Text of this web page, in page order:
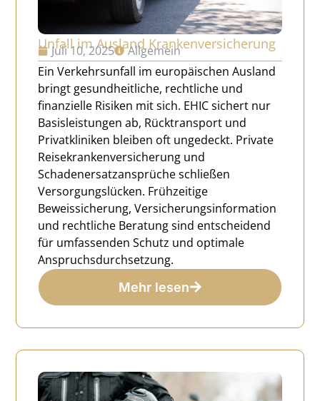
Unfall im Ausland Krankenversicherung
Juli 10, 2025
Allgemein
Ein Verkehrsunfall im europäischen Ausland
bringt gesundheitliche, rechtliche und
finanzielle Risiken mit sich. EHIC sichert nur
Basisleistungen ab, Rücktransport und
Privatkliniken bleiben oft ungedeckt. Private
Reisekrankenversicherung und
Schadenersatzansprüche schließen
Versorgungslücken. Frühzeitige
Beweissicherung, Versicherungsinformation
und rechtliche Beratung sind entscheidend
für umfassenden Schutz und optimale
Anspruchsdurchsetzung.
Mehr lesen